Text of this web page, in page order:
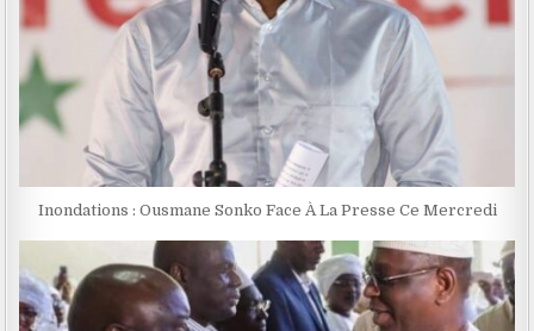
Inondations : Ousmane Sonko Face À La Presse Ce Mercredi